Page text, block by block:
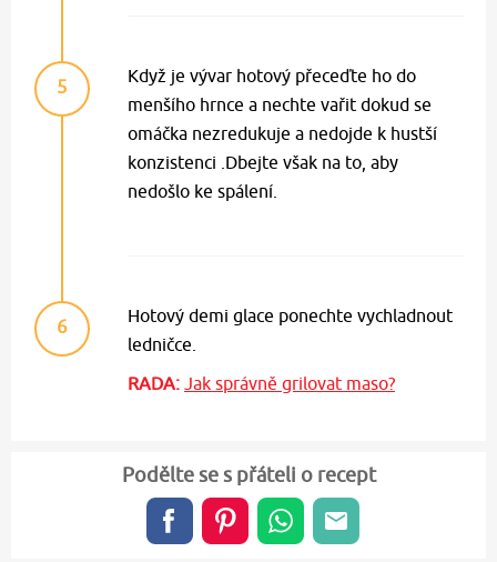
5
Když je vývar hotový přeceďte ho do
menšího hrnce a nechte vařit dokud se
omáčka nezredukuje a nedojde k hustší
konzistenci .Dbejte však na to, aby
nedošlo ke spálení.
6
Hotový demi glace ponechte vychladnout
ledničce.
RADA: Jak správně grilovat maso?
Podělte se s přáteli o recept